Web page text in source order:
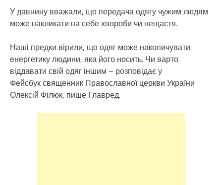
У давнину вважали, що передача одягу чужим людям
може накликати на себе хвороби чи нещастя.
Наші предки вірили, що одяг може накопичувати
енергетику людини, яка його носить. Чи варто
віддавати свій одяг іншим – розповідає у
Фейсбук священник Православної церкви України
Олексій Філюк, пише Главред.